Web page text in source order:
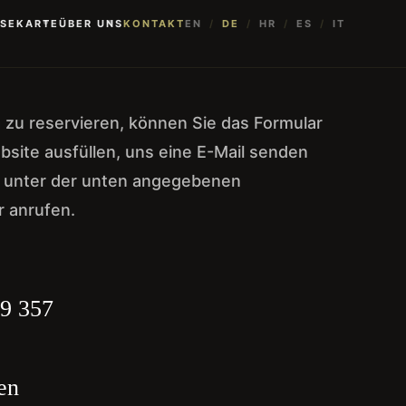
ÜBER UNSKONTAKTEN / DE / HR / ES / IT
zu reservieren, können Sie das Formular
ausfüllen, uns eine E-Mail senden
der unten angegebenen
anrufen.
357